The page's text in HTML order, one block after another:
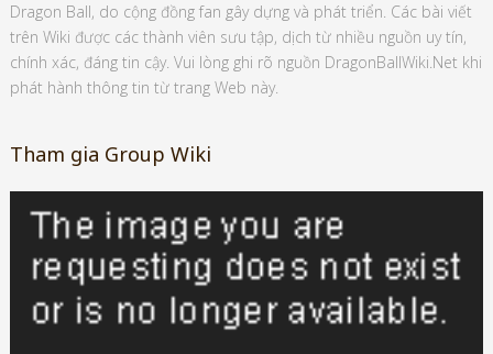
Dragon Ball, do cộng đồng fan gây dựng và phát triển. Các bài viết
trên Wiki được các thành viên sưu tập, dịch từ nhiều nguồn uy tín,
chính xác, đáng tin cậy. Vui lòng ghi rõ nguồn DragonBallWiki.Net khi
phát hành thông tin từ trang Web này.
Tham gia Group Wiki